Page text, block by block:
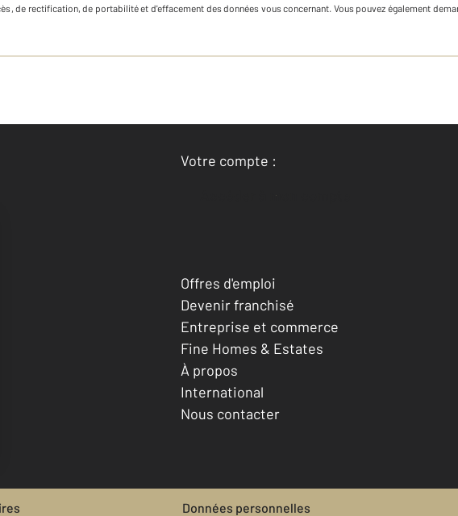
de rectification, de portabilité et d'effacement des données vous concernant. Vous pouvez également
Votre compte :
Accéder à mon compte
Offres d'emploi
Devenir franchisé
Entreprise et commerce
Fine Homes & Estates
À propos
International
Nous contacter
Données personnelles